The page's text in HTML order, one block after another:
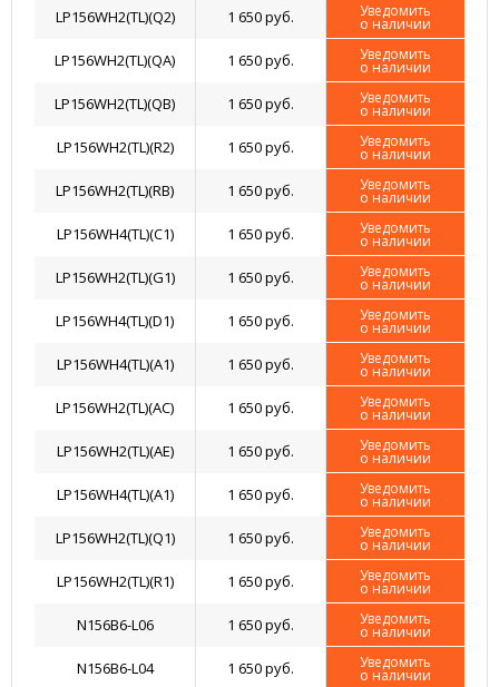
LP156WH2(TL)(Q2) 1 650 руб. Уведомить
о наличии
LP156WH2(TL)(QA) 1 650 руб. Уведомить
о наличии
LP156WH2(TL)(QB) 1 650 руб. Уведомить
о наличии
LP156WH2(TL)(R2) 1 650 руб. Уведомить
о наличии
LP156WH2(TL)(RB) 1 650 руб. Уведомить
о наличии
LP156WH4(TL)(C1) 1 650 руб. Уведомить
о наличии
LP156WH2(TL)(G1) 1 650 руб. Уведомить
о наличии
LP156WH4(TL)(D1) 1 650 руб. Уведомить
о наличии
LP156WH4(TL)(A1) 1 650 руб. Уведомить
о наличии
LP156WH2(TL)(AC) 1 650 руб. Уведомить
о наличии
LP156WH2(TL)(AE) 1 650 руб. Уведомить
о наличии
LP156WH4(TL)(A1) 1 650 руб. Уведомить
о наличии
LP156WH2(TL)(Q1) 1 650 руб. Уведомить
о наличии
LP156WH2(TL)(R1) 1 650 руб. Уведомить
о наличии
N156B6-L06 1 650 руб. Уведомить
о наличии
N156B6-L04 1 650 руб. Уведомить
о наличии